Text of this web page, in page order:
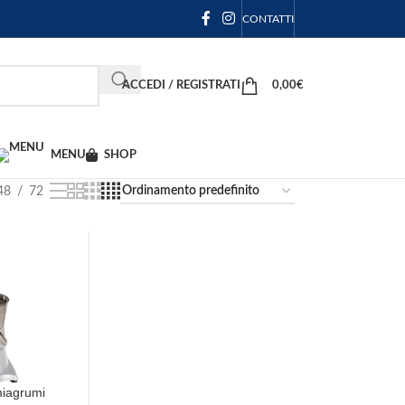
CONTATTI
ACCEDI / REGISTRATI 0,00€
MENU SHOP
72